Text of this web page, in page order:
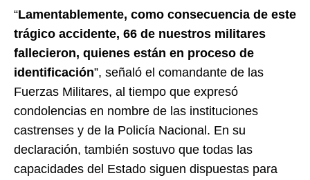
“Lamentablemente, como consecuencia de este
trágico accidente, 66 de nuestros militares
fallecieron, quienes están en proceso de
identificación”, señaló el comandante de las
Fuerzas Militares, al tiempo que expresó
condolencias en nombre de las instituciones
castrenses y de la Policía Nacional. En su
declaración, también sostuvo que todas las
capacidades del Estado siguen dispuestas para